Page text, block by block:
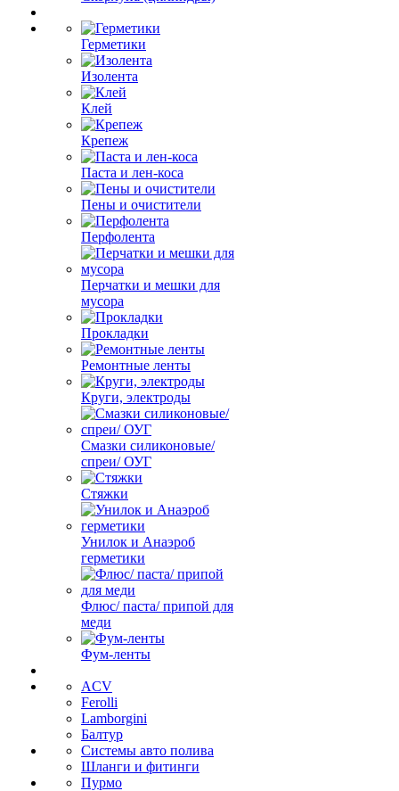
Герметики
Изолента
Клей
Крепеж
Паста и лен-коса
Пены и очистители
Перфолента
Перчатки и мешки для
мусора
Прокладки
Ремонтные ленты
Круги, электроды
Смазки силиконовые/
спреи/ ОУГ
Стяжки
Унилок и Анаэроб
герметики
Флюс/ паста/ припой для
меди
Фум-ленты
ACV
Ferolli
Lamborgini
Балтур
Системы авто полива
Шланги и фитинги
Пурмо